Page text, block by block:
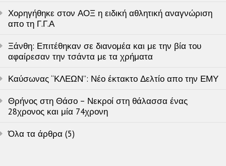
Χορηγήθηκε στον ΑΟΞ η ειδική αθλητική αναγνώριση
απο τη Γ.Γ.Α
Ξάνθη: Επιτέθηκαν σε διανομέα και με την βία του
αφαίρεσαν την τσάντα με τα χρήματα
Καύσωνας “ΚΛΕΩΝ”: Νέο έκτακτο Δελτίο απο την ΕΜΥ
Θρήνος στη Θάσο – Νεκροί στη θάλασσα ένας
28χρονος και μία 74χρονη
Όλα τα άρθρα (5)